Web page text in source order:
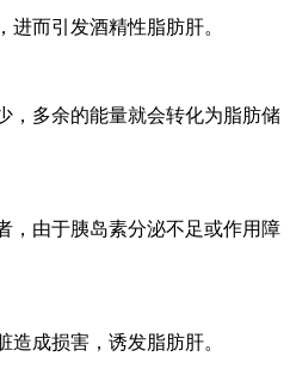
而引发酒精性脂肪肝。
，多余的能量就会转化为脂肪储
，由于胰岛素分泌不足或作用障
成损害，诱发脂肪肝。